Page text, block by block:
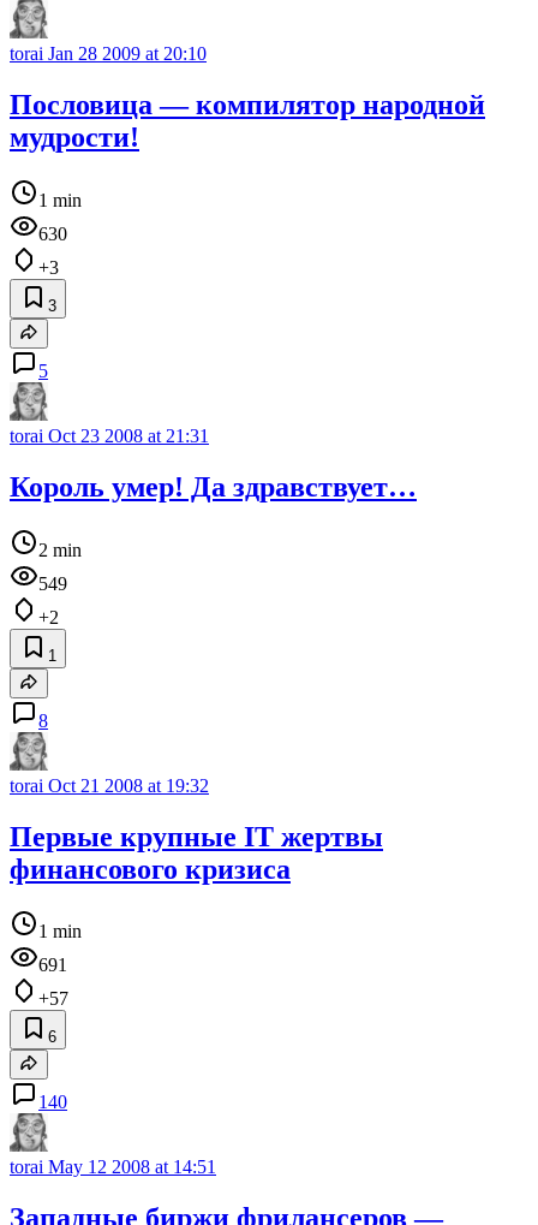
torai Jan 28 2009 at 20:10
Пословица — компилятор народной
мудрости!
1 min
630
+3
3
5
torai Oct 23 2008 at 21:31
Король умер! Да здравствует…
2 min
549
+2
1
8
torai Oct 21 2008 at 19:32
Первые крупные IT жертвы
финансового кризиса
1 min
691
+57
6
140
torai May 12 2008 at 14:51
Западные биржи фрилансеров —